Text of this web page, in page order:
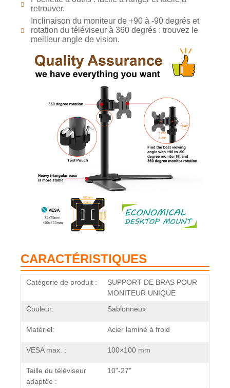
retrouver.
Inclinaison du moniteur de +90 à -90 degrés et
rotation du téléviseur à 360 degrés : trouvez le
meilleur angle de vision.
CARACTÉRISTIQUES
Catégorie de produit :
SUPPORT DE BRAS POUR
MONITEUR UNIQUE
Couleur:
Sablonneux
Matériel: Acier laminé à froid
VESA max. : 100×100 mm
Taille du téléviseur
adaptée :
10"-27"